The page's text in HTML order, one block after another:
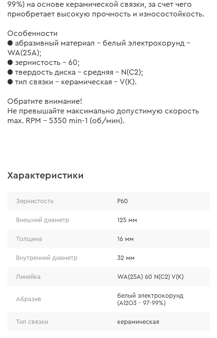
99%) на основе керамической связки, за счет чего
приобретает высокую прочность и износостойкость.
Особенности
● абразивный материал – белый электрокорунд –
WA(25A);
● зернистость – 60;
● твердость диска – средняя – N(C2);
● тип связки – керамическая – V(K).
Обратите внимание!
Не превышайте максимально допустимую скорость
max. RPM – 5350 min-1 (об/мин).
Характеристики
Зернистость Р60
Внешний диаметр 125 мм
Толщина 16 мм
Внутренний диаметр 32 мм
Линейка WA(25A) 60 N(C2) V(K)
Абразив
белый электрокорунд
(Al2O3 - 97-99%)
Тип связки керамическая